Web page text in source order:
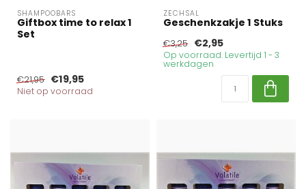
SHAMPOOBARS
Giftbox time to relax 1
Set
€21,95 €19,95
Niet op voorraad
ZECHSAL
Geschenkzakje 1 Stuks
€3,25 €2,95
Op voorraad. Levertijd 1 - 3
werkdagen